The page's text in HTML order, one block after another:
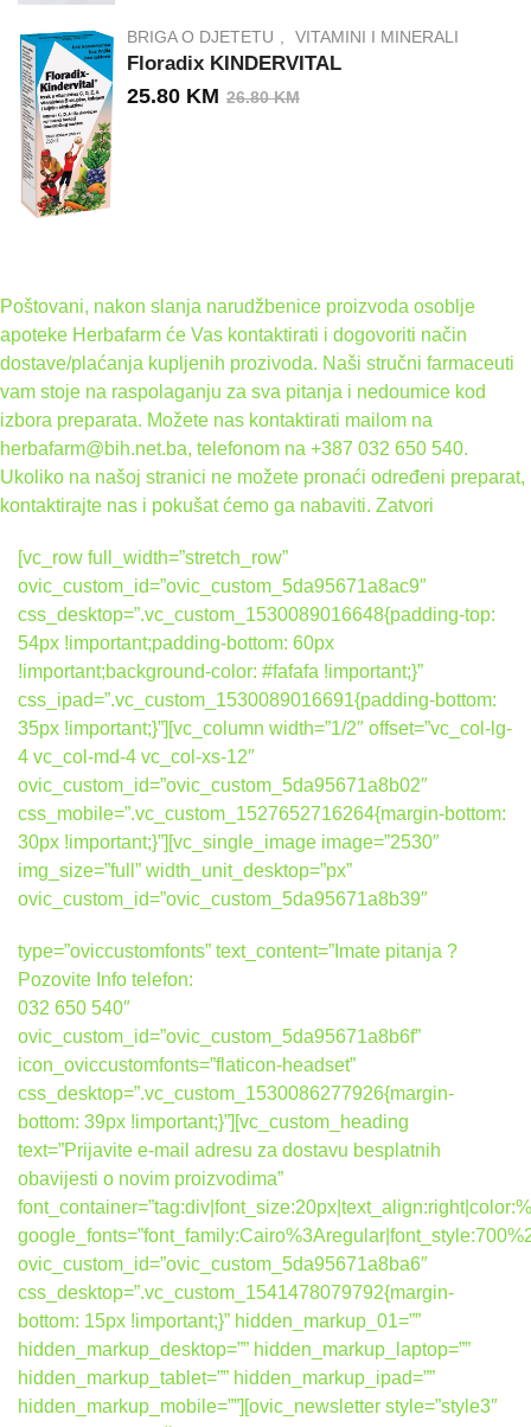
BRIGA O DJETETU VITAMINI I MINERALI
Floradix KINDERVITAL
26.80KM
25.80 KM
Poštovani, nakon slanja narudžbenice proizvoda osoblje
apoteke Herbafarm će Vas kontaktirati i dogovoriti način
dostave/plaćanja kupljenih prozivoda. Naši stručni farmaceuti
vam stoje na raspolaganju za sva pitanja i nedoumice kod
izbora preparata. Možete nas kontaktirati mailom na
herbafarm@bih.net.ba, telefonom na +387 032 650 540.
Ukoliko na našoj stranici ne možete pronaći određeni preparat,
kontaktirajte nas i pokušat ćemo ga nabaviti. Zatvori
[vc_row full_width=”stretch_row”
ovic_custom_id=”ovic_custom_5da95671a8ac9″
css_desktop=”.vc_custom_1530089016648{padding-top:
54px !important;padding-bottom: 60px
!important;background-color: #fafafa !important;}”
css_ipad=”.vc_custom_1530089016691{padding-bottom:
35px !important;}”][vc_column width=”1/2″ offset=”vc_col-lg-
4 vc_col-md-4 vc_col-xs-12″
ovic_custom_id=”ovic_custom_5da95671a8b02″
css_mobile=”.vc_custom_1527652716264{margin-bottom:
30px !important;}”][vc_single_image image=”2530″
img_size=”full” width_unit_desktop=”px”
ovic_custom_id=”ovic_custom_5da95671a8b39″
type=”oviccustomfonts” text_content=”Imate pitanja ?
Pozovite Info telefon:
032 650 540″
ovic_custom_id=”ovic_custom_5da95671a8b6f”
icon_oviccustomfonts=”flaticon-headset”
css_desktop=”.vc_custom_1530086277926{margin-
bottom: 39px !important;}”][vc_custom_heading
text=”Prijavite e-mail adresu za dostavu besplatnih
obavijesti o novim proizvodima”
ovic_custom_id=”ovic_custom_5da95671a8ba6″
css_desktop=”.vc_custom_1541478079792{margin-
bottom: 15px !important;}” hidden_markup_01=””
hidden_markup_desktop=”” hidden_markup_laptop=””
hidden_markup_tablet=”” hidden_markup_ipad=””
hidden_markup_mobile=””][ovic_newsletter style=”style3″